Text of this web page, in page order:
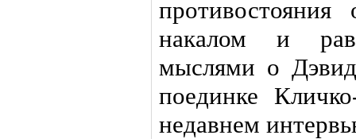
накалом и
мыслями о
поединке
недавнем